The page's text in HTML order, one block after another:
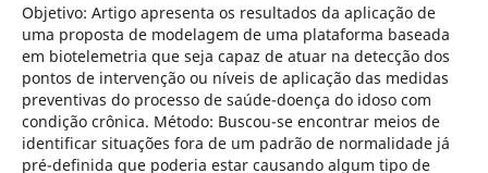
Objetivo: Artigo apresenta os resultados da aplicação de
uma proposta de modelagem de uma plataforma baseada
em biotelemetria que seja capaz de atuar na detecção dos
pontos de intervenção ou níveis de aplicação das medidas
preventivas do processo de saúde-doença do idoso com
condição crônica. Método: Buscou-se encontrar meios de
identificar situações fora de um padrão de normalidade já
pré-definida que poderia estar causando algum tipo de